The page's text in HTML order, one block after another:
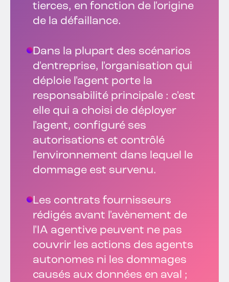
tierces, en fonction de l'origine
de la défaillance.
Dans la plupart des scénarios
d'entreprise, l'organisation qui
déploie l'agent porte la
responsabilité principale : c'est
elle qui a choisi de déployer
l'agent, configuré ses
autorisations et contrôlé
l'environnement dans lequel le
dommage est survenu.
Les contrats fournisseurs
rédigés avant l'avènement de
l'IA agentive peuvent ne pas
couvrir les actions des agents
autonomes ni les dommages
causés aux données en aval ;